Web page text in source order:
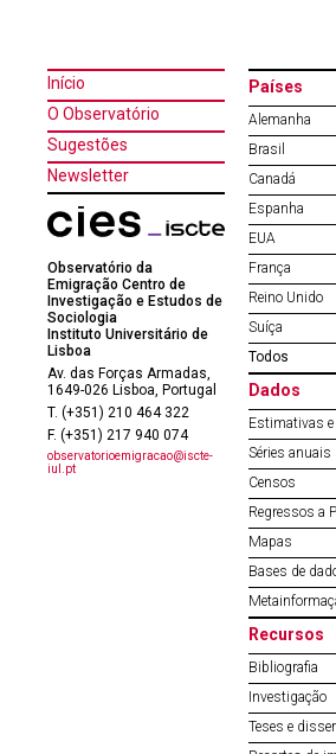
Início
O Observatório
Sugestões
Newsletter
Observatório da
Emigração Centro de
Investigação e Estudos de
Sociologia
Instituto Universitário de
Lisboa
Av. das Forças Armadas,
1649-026 Lisboa, Portugal
T. (+351) 210 464 322
F. (+351) 217 940 074
observatorioemigracao@iscte-
iul.pt
Países
Alemanha
Brasil
Canadá
Espanha
EUA
França
Reino Unido
Suíça
Todos
Dados
Estimativas
Séries anuais
Censos
Regressos a
Mapas
Bases de
Recursos
Bibliografia
Investigação
Teses e